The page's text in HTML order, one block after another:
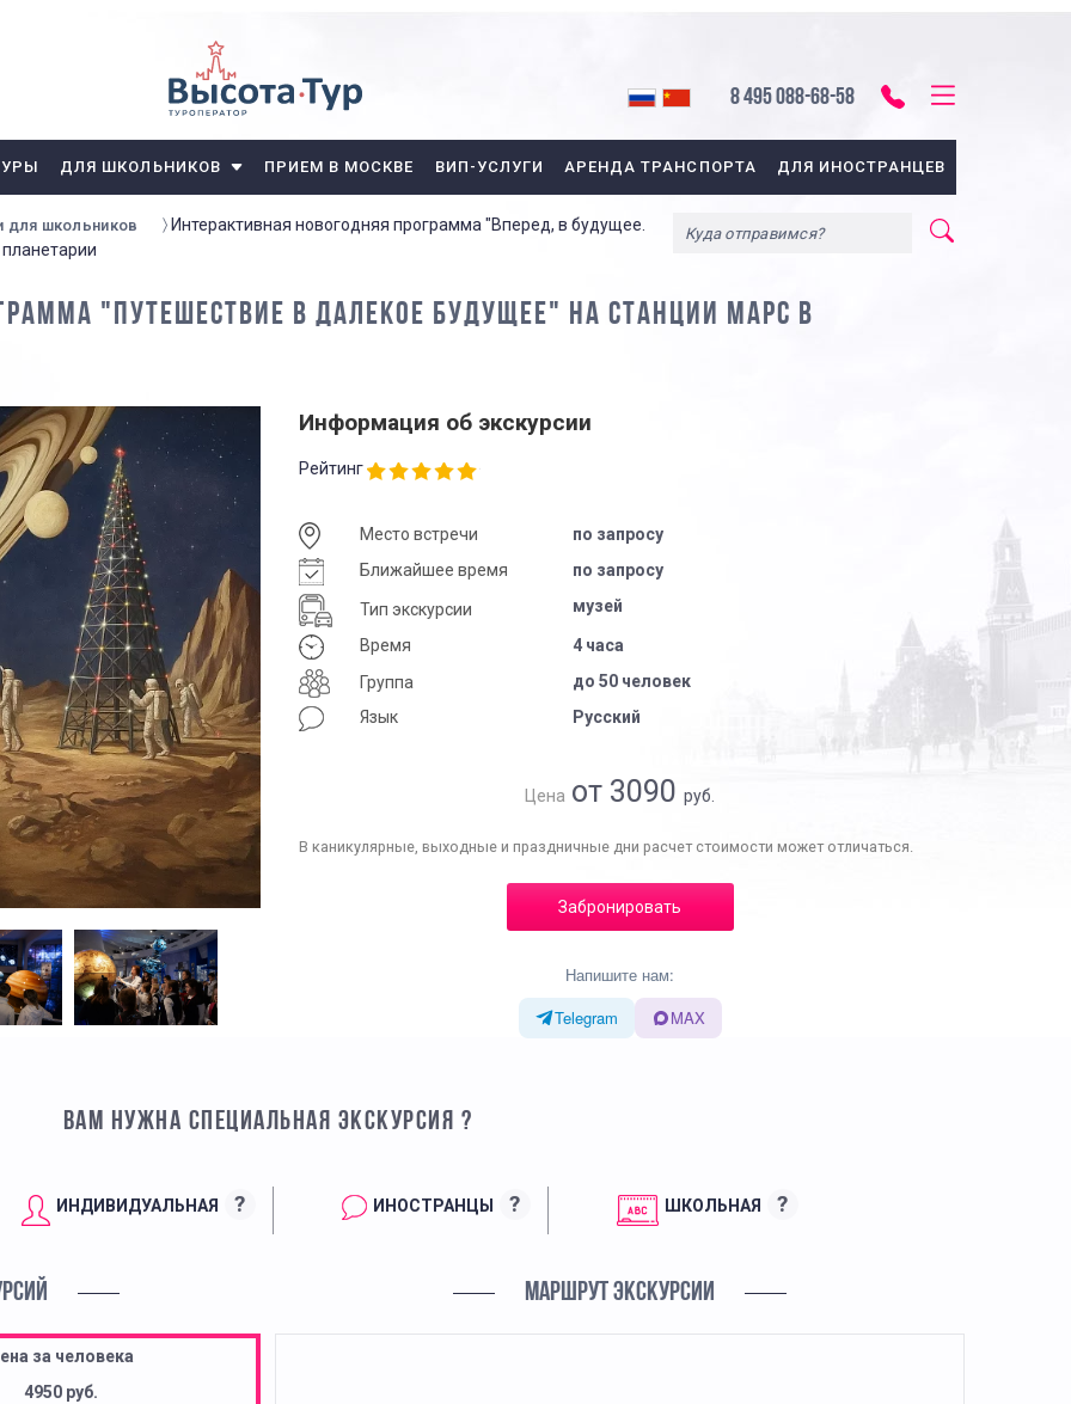
8 495 088-68-58
ДЛЯ ШКОЛЬНИКОВ ПРИЕМ В МОСКВЕ ВИП-УСЛУГИ АРЕНДА ТРАНСПОРТА ДЛЯ ИНОСТРАНЦЕВ
для школьников
Интерактивная новогодняя программа "Вперед, в будущее.
"ПУТЕШЕСТВИЕ В ДАЛЕКОЕ БУДУЩЕЕ" НА СТАНЦИИ МАРС В
Информация об экскурсии
Рейтинг
Место встречи
по запросу
Ближайшее время
по запросу
Тип экскурсии музей
Время
4 часа
Группа
до 50 человек
Язык
Русский
Цена от 3090 руб.
В каникулярные, выходные и праздничные дни расчет стоимости может отличаться.
Забронировать
Напишите нам:
Telegram
MAX
ВАМ НУЖНА СПЕЦИАЛЬНАЯ ЭКСКУРСИЯ ?
ИНДИВИДУАЛЬНАЯ ? ИНОСТРАНЦЫ ? ШКОЛЬНАЯ ?
за человека
4950 руб.
МАРШРУТ ЭКСКУРСИИ